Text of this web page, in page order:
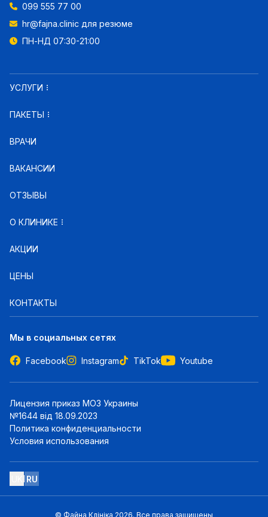
099 555 77 00
hr@fajna.clinic для резюме
ПН-НД 07:30-21:00
УСЛУГИ
ПАКЕТЫ
ВРАЧИ
ВАКАНСИИ
ОТЗЫВЫ
О КЛИНИКЕ
АКЦИИ
ЦЕНЫ
КОНТАКТЫ
Мы в социальных сетях
Facebook Instagram TikTok Youtube
Лицензия приказ МОЗ Украины
№1644 від 18.09.2023
Политика конфиденциальности
Условия использования
RU
© Файна Клініка 2026. Все права защищены